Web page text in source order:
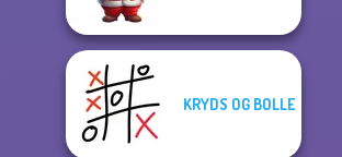
KRYDS OG BOLLE